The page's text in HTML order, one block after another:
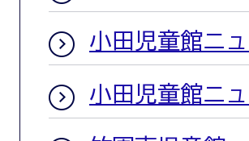
小田児童館ニ
小田児童館ニ